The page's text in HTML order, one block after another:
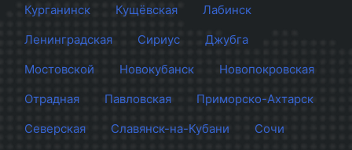
Курганинск
Кущёвская
Лабинск
Ленинградская
Сириус
Джубга
Мостовской
Новокубанск
Новопокровская
Отрадная
Павловская
Приморско-Ахтарск
Северская
Славянск-на-Кубани
Сочи